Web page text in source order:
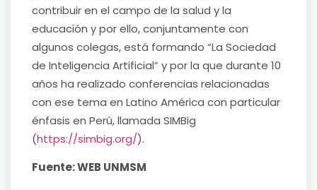
contribuir en el campo de la salud y la
educación y por ello, conjuntamente con
algunos colegas, está formando “La Sociedad
de Inteligencia Artificial” y por la que durante 10
años ha realizado conferencias relacionadas
con ese tema en Latino América con particular
énfasis en Perú, llamada SIMBig
(https://simbig.org/).
Fuente: WEB UNMSM